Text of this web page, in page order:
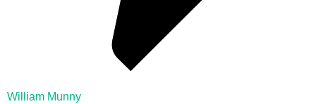
William Munny